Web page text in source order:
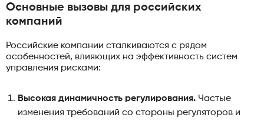
Основные вызовы для российских
компаний
Российские компании сталкиваются с рядом
особенностей, влияющих на эффективность систем
управления рисками:
Высокая динамичность регулирования. Частые
изменения требований со стороны регуляторов и